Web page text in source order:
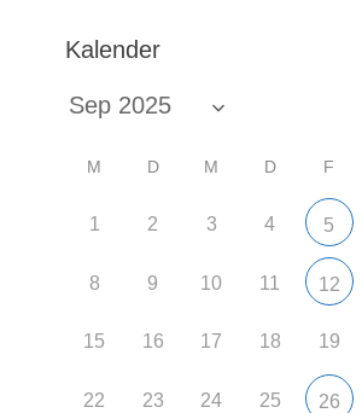
Kalender
M D M D F
1 2 3 4 5
8 9 10 11 12
15 16 17 18 19
22 23 24 25 26